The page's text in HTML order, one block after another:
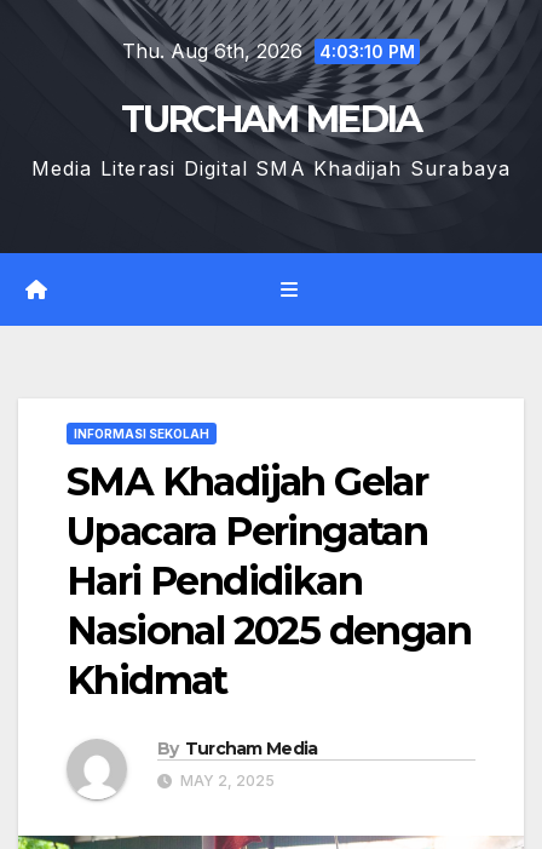
Thu. Aug 6th, 2026 4:03:11 PM
TURCHAM MEDIA
Media Literasi Digital SMA Khadijah Surabaya
INFORMASI SEKOLAH
SMA Khadijah Gelar
Upacara Peringatan
Hari Pendidikan
Nasional 2025 dengan
Khidmat
By Turcham Media
MAY 2, 2025